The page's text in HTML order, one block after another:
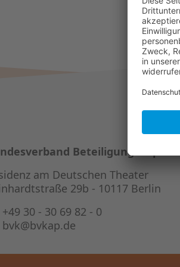
Beteiligungskapital
am Deutschen Theater
29b - 10117 Berlin
+49 30 - 30 69 82 - 0
bvk@bvkap.de